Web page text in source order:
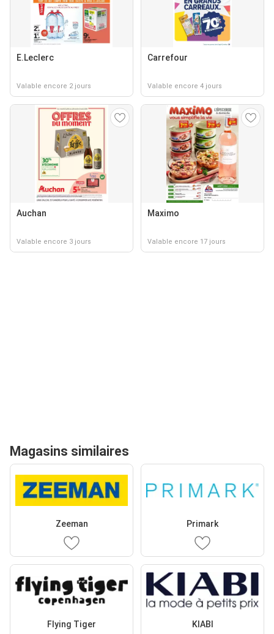
E.Leclerc
Valable encore 2 jours
Carrefour
Valable encore 4 jours
Auchan
Valable encore 3 jours
Maximo
Valable encore 17 jours
Magasins similaires
Zeeman Primark
Flying Tiger KIABI